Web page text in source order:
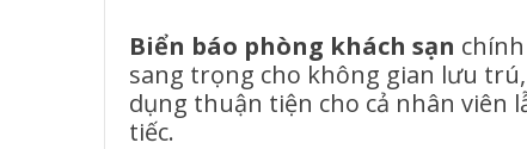
Biển báo phòng khách sạn
sang trọng cho không gian lưu
dụng thuận tiện cho cả nhân
tiếc.